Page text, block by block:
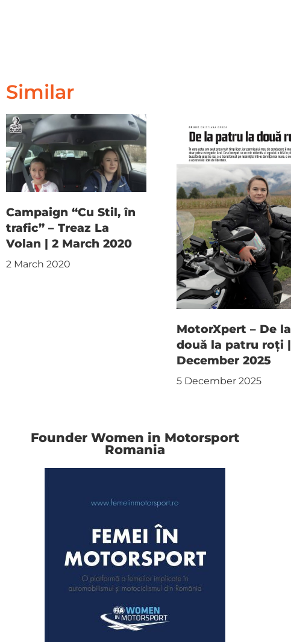
Similar
Campaign “Cu Stil, în
trafic” – Treaz La
Volan | 2 March 2020
2 March 2020
MotorXpert – De la
două la patru roți |
December 2025
5 December 2025
Founder Women in Motorsport
Romania